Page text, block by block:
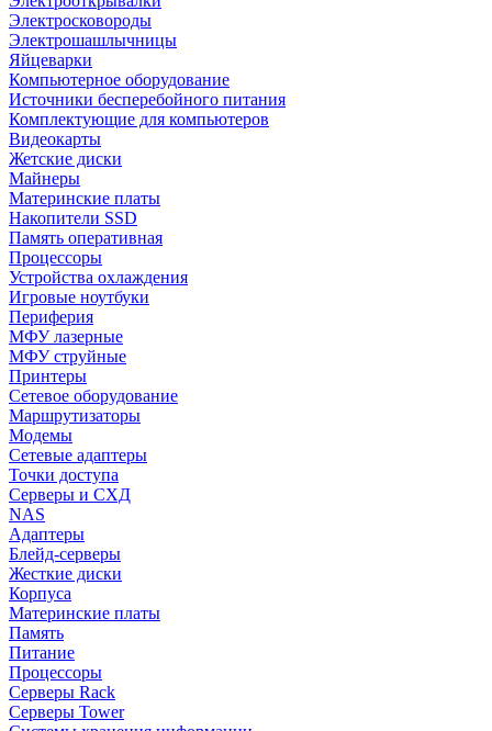
Электросковороды
Электрошашлычницы
Яйцеварки
Компьютерное оборудование
Источники бесперебойного питания
Комплектующие для компьютеров
Видеокарты
Жетские диски
Майнеры
Материнские платы
Накопители SSD
Память оперативная
Процессоры
Устройства охлаждения
Игровые ноутбуки
Периферия
МФУ лазерные
МФУ струйные
Принтеры
Сетевое оборудование
Маршрутизаторы
Модемы
Сетевые адаптеры
Точки доступа
Серверы и СХД
NAS
Адаптеры
Блейд-серверы
Жесткие диски
Корпуса
Материнские платы
Память
Питание
Процессоры
Серверы Rack
Серверы Tower